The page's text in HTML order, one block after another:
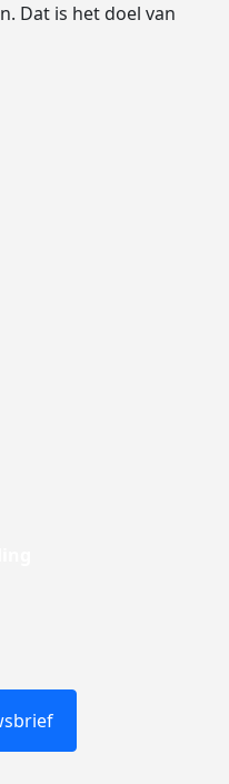
Dat is het doel van